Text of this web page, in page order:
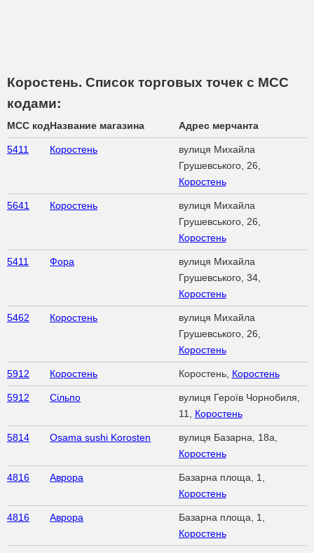
Коростень. Список торговых точек с МСС
кодами:
MCC кодНазвание магазина Адрес мерчанта
5411 Коростень
вулиця Михайла
Грушевського, 26,
Коростень
5641 Коростень
вулиця Михайла
Грушевського, 26,
Коростень
5411 Фора
вулиця Михайла
Грушевського, 34,
Коростень
5462 Коростень
вулиця Михайла
Грушевського, 26,
Коростень
5912 Коростень Коростень, Коростень
5912 Сільпо
вулиця Героїв Чорнобиля,
11, Коростень
5814 Osama sushi Korosten
вулиця Базарна, 18а,
Коростень
4816 Аврора
Базарна площа, 1,
Коростень
4816 Аврора
Базарна площа, 1,
Коростень